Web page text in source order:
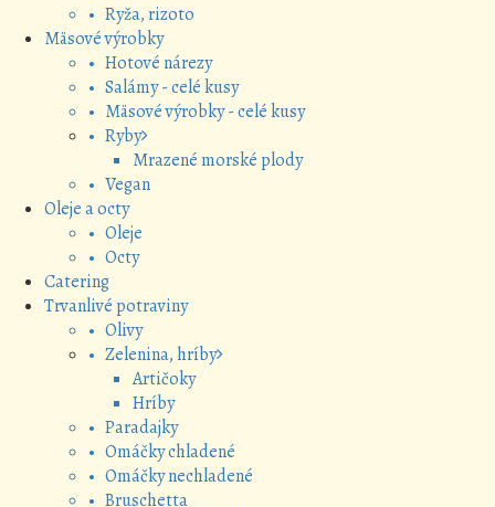
• Ryža, rizoto
Mäsové výrobky
• Hotové nárezy
• Salámy - celé kusy
• Mäsové výrobky - celé kusy
• Ryby
Mrazené morské plody
• Vegan
Oleje a octy
• Oleje
• Octy
Catering
Trvanlivé potraviny
• Olivy
• Zelenina, hríby
Artičoky
Hríby
• Paradajky
• Omáčky chladené
• Omáčky nechladené
• Bruschetta